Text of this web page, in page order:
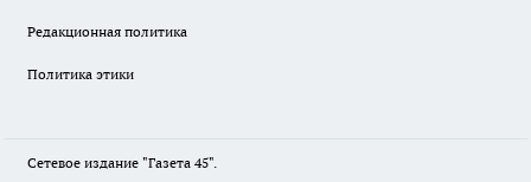
Редакционная политика
Политика этики
Сетевое издание "Газета 45".